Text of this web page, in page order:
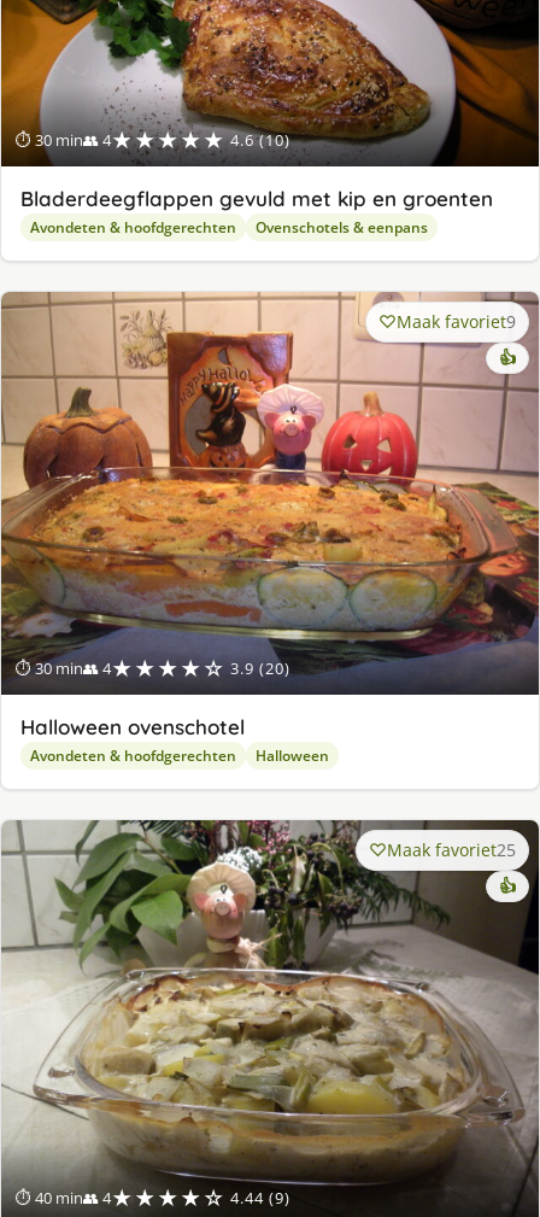
⏱ 30 min👥 4★★★★★ 4.6 (10)
Bladerdeegflappen gevuld met kip en groenten
Avondeten & hoofdgerechten Ovenschotels & eenpans
⏱ 30 min👥 4★★★★☆ 3.9 (20)
Maak favoriet9
👍
Halloween ovenschotel
Avondeten & hoofdgerechten Halloween
⏱ 40 min👥 4★★★★☆ 4.44 (9)
Maak favoriet25
👍